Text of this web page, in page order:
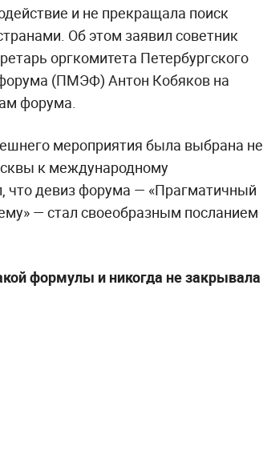
и не прекращала поиск
Об этом заявил советник
оргкомитета Петербургского
(ПМЭФ) Антон Кобяков на
форума.
мероприятия была выбрана не
к международному
что девиз форума — «Прагматичный
— стал своеобразным посланием
формулы и никогда не закрывала